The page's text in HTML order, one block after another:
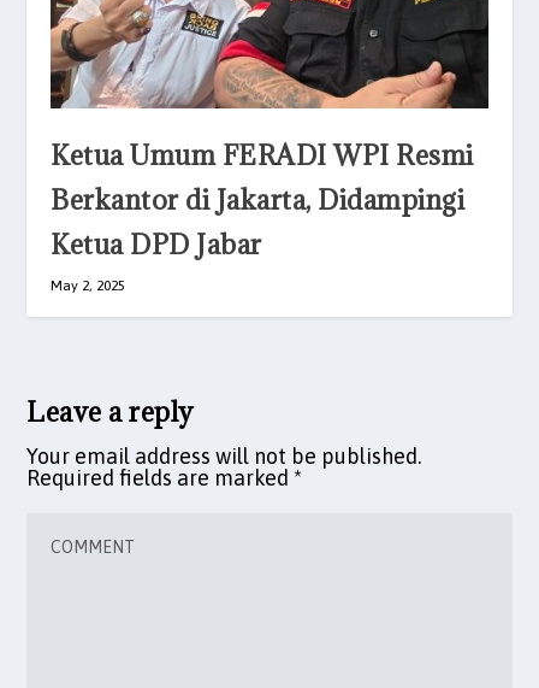
Ketua Umum FERADI WPI Resmi
Berkantor di Jakarta, Didampingi
Ketua DPD Jabar
May 2, 2025
Leave a reply
Your email address will not be published.
Required fields are marked *